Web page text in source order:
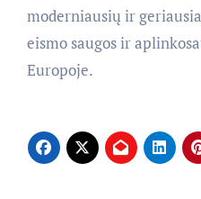
moderniausių ir
eismo saugos ir
Europoje.